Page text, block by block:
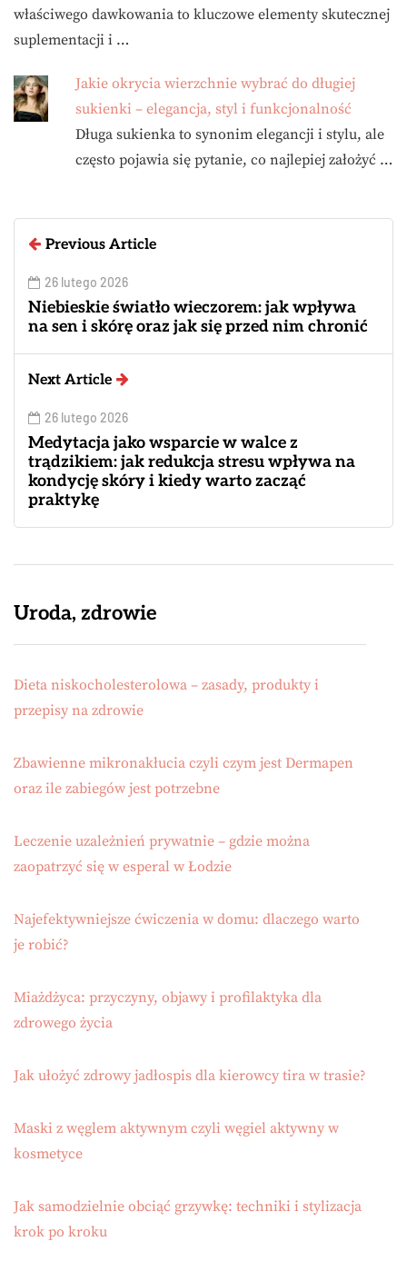
właściwego dawkowania to kluczowe elementy skutecznej
suplementacji i …
Jakie okrycia wierzchnie wybrać do długiej
sukienki – elegancja, styl i funkcjonalność
Długa sukienka to synonim elegancji i stylu, ale
często pojawia się pytanie, co najlepiej założyć …
Previous Article
26 lutego 2026
Niebieskie światło wieczorem: jak wpływa
na sen i skórę oraz jak się przed nim chronić
Next Article
26 lutego 2026
Medytacja jako wsparcie w walce z
trądzikiem: jak redukcja stresu wpływa na
kondycję skóry i kiedy warto zacząć
praktykę
Uroda, zdrowie
Dieta niskocholesterolowa – zasady, produkty i
przepisy na zdrowie
Zbawienne mikronakłucia czyli czym jest Dermapen
oraz ile zabiegów jest potrzebne
Leczenie uzależnień prywatnie – gdzie można
zaopatrzyć się w esperal w Łodzie
Najefektywniejsze ćwiczenia w domu: dlaczego warto
je robić?
Miażdżyca: przyczyny, objawy i profilaktyka dla
zdrowego życia
Jak ułożyć zdrowy jadłospis dla kierowcy tira w trasie?
Maski z węglem aktywnym czyli węgiel aktywny w
kosmetyce
Jak samodzielnie obciąć grzywkę: techniki i stylizacja
krok po kroku